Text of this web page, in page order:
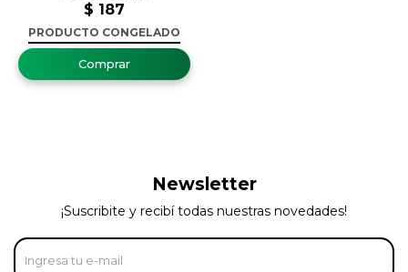
$ 187
PRODUCTO CONGELADO
Newsletter
¡Suscribite y recibí todas nuestras novedades!